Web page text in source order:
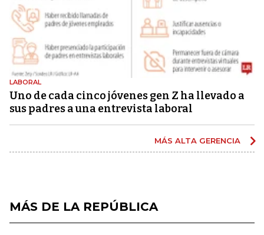
LABORAL
Uno de cada cinco jóvenes gen Z ha llevado a
sus padres a una entrevista laboral
MÁS ALTA GERENCIA
MÁS DE LA REPÚBLICA